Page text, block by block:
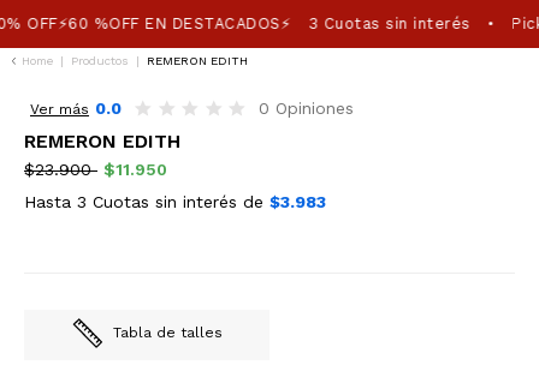
OFF⚡60 %OFF EN DESTACADOS⚡ 3 Cuotas sin interés •
Home | Productos | REMERON EDITH
Ver más 0.0 0 Opiniones
REMERON EDITH
$23.900 $11.950
Hasta 3 Cuotas sin interés de $3.983
Tabla de talles